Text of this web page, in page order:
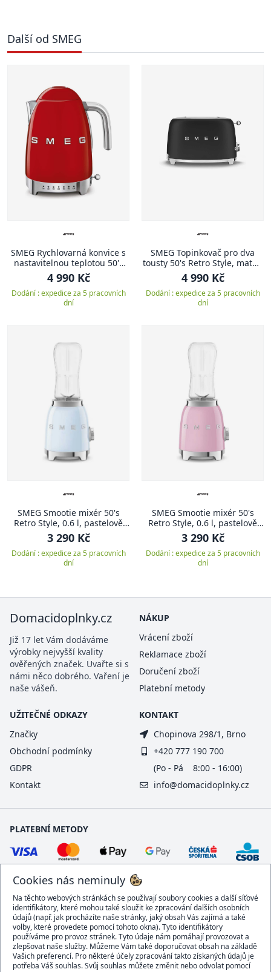
Další od SMEG
SMEG Rychlovarná konvice s
nastavitelnou teplotou 50's
Retro Style, 1.7 l, červená
4 990 Kč
Dodání : expedice za 5 pracovních
dní
SMEG Topinkovač pro dva
tousty 50's Retro Style, matně
černá
4 990 Kč
Dodání : expedice za 5 pracovních
dní
SMEG Smootie mixér 50's
Retro Style, 0.6 l, pastelově
modrá
3 290 Kč
Dodání : expedice za 5 pracovních
dní
SMEG Smootie mixér 50's
Retro Style, 0.6 l, pastelově
růžová
3 290 Kč
Dodání : expedice za 5 pracovních
dní
Cookies nás neminuly
Na těchto webových stránkách se používají soubory cookies a další síťové
identifikátory, které mohou také sloužit ke zpracování dalších osobních
údajů (např. jak procházíte naše stránky, jaký obsah Vás zajímá a také
volby, které provedete pomocí tohoto okna). Tyto identifikátory
používáme pro provoz stránek. Tyto údaje nám pomáhají provozovat a
zlepšovat naše služby. Můžeme Vám také doporučovat obsah na základě
Vašich preferencí. Pro některé účely zpracování takto získaných údajů je
potřeba Váš souhlas. Svůj souhlas můžete změnit nebo odvolat pomocí
Domacidoplnky.cz
Již 17 let Vám dodáváme
výrobky nejvyšší kvality
ověřených značek. Uvařte si s
námi něco dobrého. Vaření je
naše vášeň.
NÁKUP
Vrácení zboží
Reklamace zboží
Doručení zboží
Platební metody
UŽITEČNÉ ODKAZY
Značky
Obchodní podmínky
GDPR
Kontakt
KONTAKT
Chopinova 298/1, Brno
+420 777 190 700
(Po - Pá 8:00 - 16:00)
info@domacidoplnky.cz
PLATEBNÍ METODY
DOPRAVCI